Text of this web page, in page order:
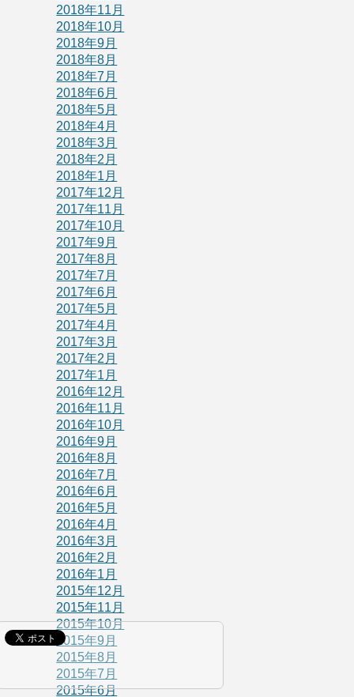
2018年11月
2018年10月
2018年9月
2018年8月
2018年7月
2018年6月
2018年5月
2018年4月
2018年3月
2018年2月
2018年1月
2017年12月
2017年11月
2017年10月
2017年9月
2017年8月
2017年7月
2017年6月
2017年5月
2017年4月
2017年3月
2017年2月
2017年1月
2016年12月
2016年11月
2016年10月
2016年9月
2016年8月
2016年7月
2016年6月
2016年5月
2016年4月
2016年3月
2016年2月
2016年1月
2015年12月
2015年11月
2015年10月
2015年9月
2015年8月
2015年7月
2015年6月